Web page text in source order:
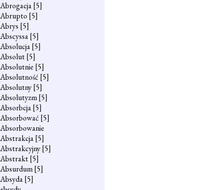
Abrogacja[5]
Abrupto [5]
Abrys [5]
Abscyssa[5]
Absolucja[5]
Absolut[5]
Absolutnie [5]
Absolutność [5]
Absolutny[5]
Absolutyzm[5]
Absorbcja[5]
Absorbować [5]
Absorbowanie
Abstrakcja[5]
Abstrakcyjny[5]
Abstrakt[5]
Absurdum[5]
Absyda[5]